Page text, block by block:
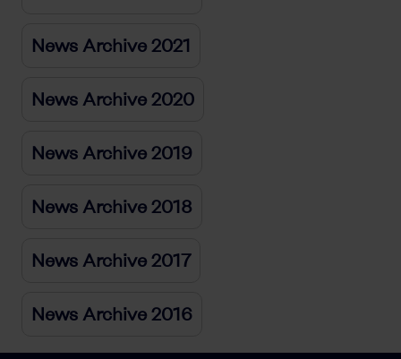
News Archive 2021
News Archive 2020
News Archive 2019
News Archive 2018
News Archive 2017
News Archive 2016